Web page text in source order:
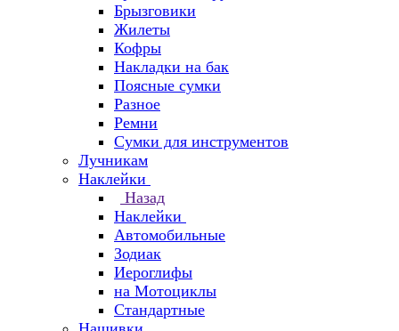
Брызговики
Жилеты
Кофры
Накладки на бак
Поясные сумки
Разное
Ремни
Сумки для инструментов
Лучникам
Наклейки
Назад
Наклейки
Автомобильные
Зодиак
Иероглифы
на Мотоциклы
Стандартные